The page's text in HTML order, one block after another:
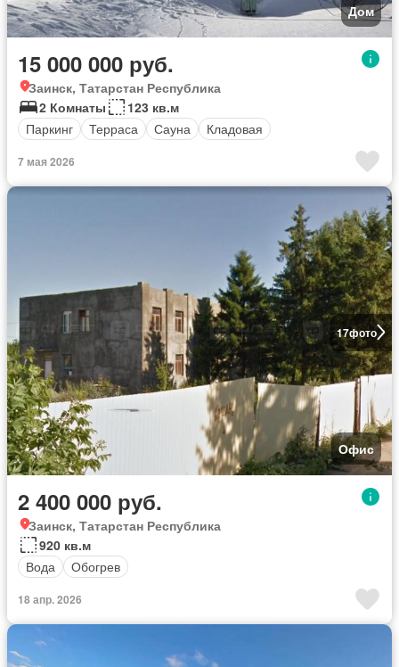
Дом
15 000 000 руб.
Заинск, Татарстан Республика
2 Комнаты
123 кв.м
Паркинг
Терраса Сауна Кладовая
7 мая 2026
17фото
Офис
2 400 000 руб.
Заинск, Татарстан Республика
920 кв.м
Вода
Обогрев
18 апр. 2026